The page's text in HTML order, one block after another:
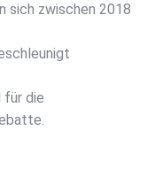
sich zwischen 2018
für die